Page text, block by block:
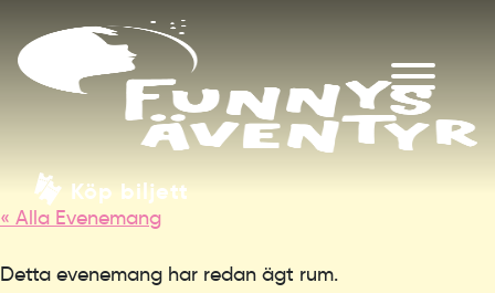
Köp biljett
« Alla Evenemang
Detta evenemang har redan ägt rum.